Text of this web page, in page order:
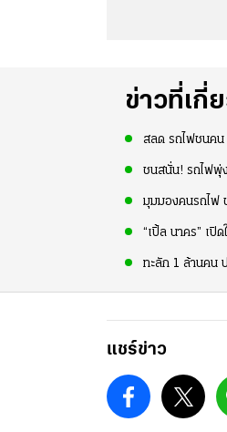
ข่าวที่เกี่
สลด รถไฟชนค
ชนสนั่น! รถไฟพุ่
มุมมองคนรถไฟ
“เปิ้ล นาคร” เ
ทะลัก 1 ล้านคน
แชร์ข่าว